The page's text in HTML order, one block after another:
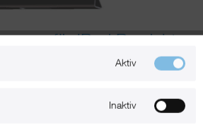
für iPad Produkte
Aktiv
Inaktiv